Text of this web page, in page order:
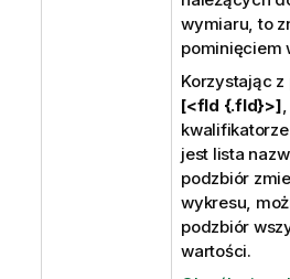
wymiaru, to
pominięciem
Korzystając z
[<fld {.fld}>]
kwalifikatorze
jest lista
podzbiór
wykresu,
podzbiór
wartości.